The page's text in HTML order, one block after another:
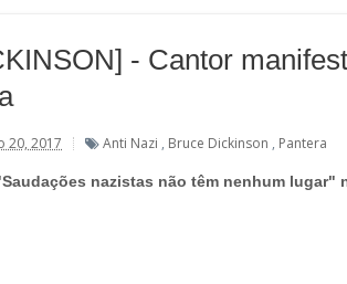
- Cantor
20, 2017 Anti Nazi , Bruce Dickinson , Pantera
nazistas não têm nenhum